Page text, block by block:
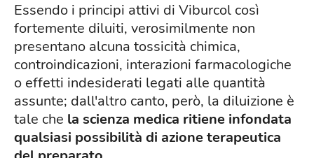
Essendo i principi attivi di Viburcol così
fortemente diluiti, verosimilmente non
presentano alcuna tossicità chimica,
controindicazioni, interazioni farmacologiche
o effetti indesiderati legati alle quantità
assunte; dall'altro canto, però, la diluizione è
tale che la scienza medica ritiene infondata
qualsiasi possibilità di azione terapeutica